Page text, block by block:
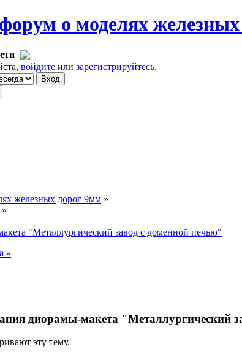
войдите или зарегистрируйтесь.
железных дорог 9мм »
»
"Металлургический завод с доменной печью"
»
диорамы-макета "Металлургический
эту тему.